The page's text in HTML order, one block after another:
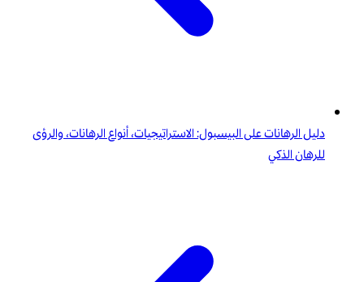
دليل الرهانات على البيسبول: الاستراتيجيات، أنواع الرهانات، والرؤى
للرهان الذكي